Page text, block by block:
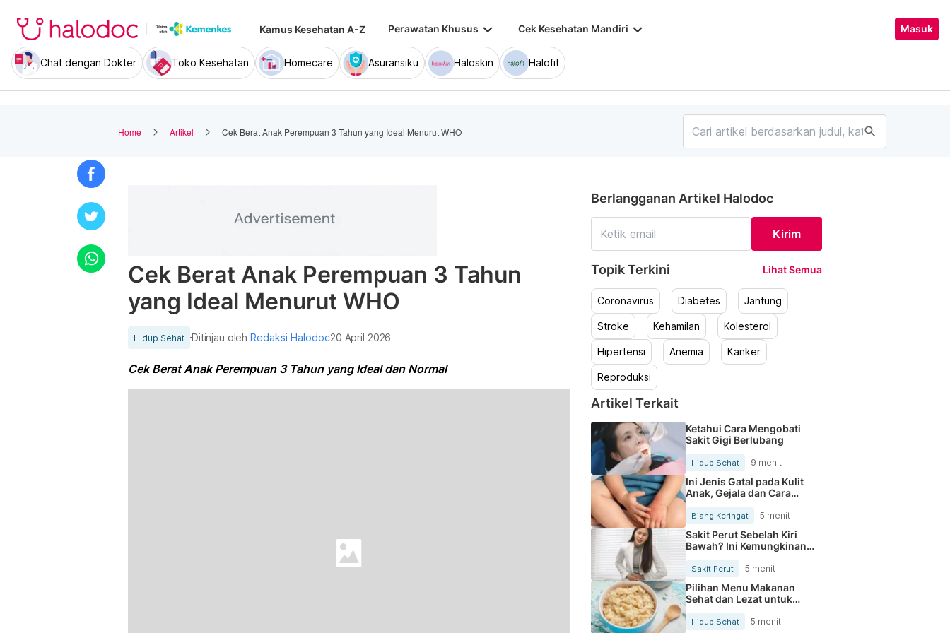
Kamus Kesehatan A-Z Perawatan Khusus keyboard_arrow_down Cek Kesehatan Mandiri keyboard_arrow_down Masuk
Chat dengan Dokter Toko Kesehatan Homecare Asuransiku Haloskin Halofit
Home Artikel Cek Berat Anak Perempuan 3 Tahun yang Ideal Menurut WHO search
Cek Berat Anak Perempuan 3 Tahun
yang Ideal Menurut WHO
Hidup Sehat Ditinjau olehRedaksi Halodoc20 April 2026
Cek Berat Anak Perempuan 3 Tahun yang Ideal dan Normal
Berlangganan Artikel Halodoc
Kirim
Topik Terkini Lihat Semua
Coronavirus Diabetes Jantung
Stroke Kehamilan Kolesterol
Hipertensi Anemia Kanker
Reproduksi
Artikel Terkait
Ketahui Cara Mengobati
Sakit Gigi Berlubang
Hidup Sehat 9 menit
Ini Jenis Gatal pada Kulit
Anak, Gejala dan Cara
Mengobatinya
Biang Keringat 5 menit
Sakit Perut Sebelah Kiri
Bawah? Ini Kemungkinan
Sakit Perut 5 menit
Pilihan Menu Makanan
Sehat dan Lezat untuk
Mengurangi Kolesterol
Hidup Sehat 5 menit